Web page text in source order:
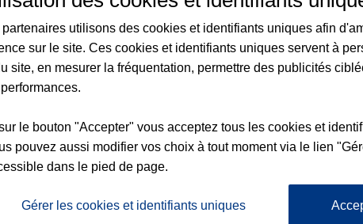
partenaires utilisons des cookies et identifiants uniques afin
sur le site. Ces cookies et identifiants uniques servent à
site, en mesurer la fréquentation, permettre des publicités
le bouton "Accepter" vous acceptez tous les cookies et
pouvez aussi modifier vos choix à tout moment via le lien
dans le pied de page.
Gérer les cookies et identifiants uniques